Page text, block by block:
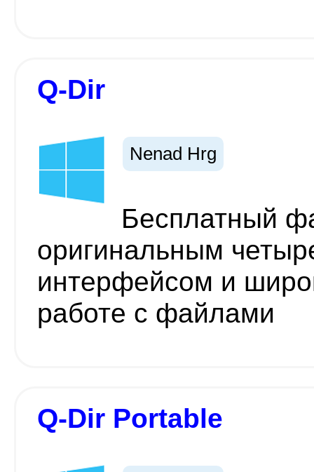
Q-Dir
Nenad Hrg
Бесплатный
оригинальным
интерфейсом и
работе с файлами
Q-Dir Portable